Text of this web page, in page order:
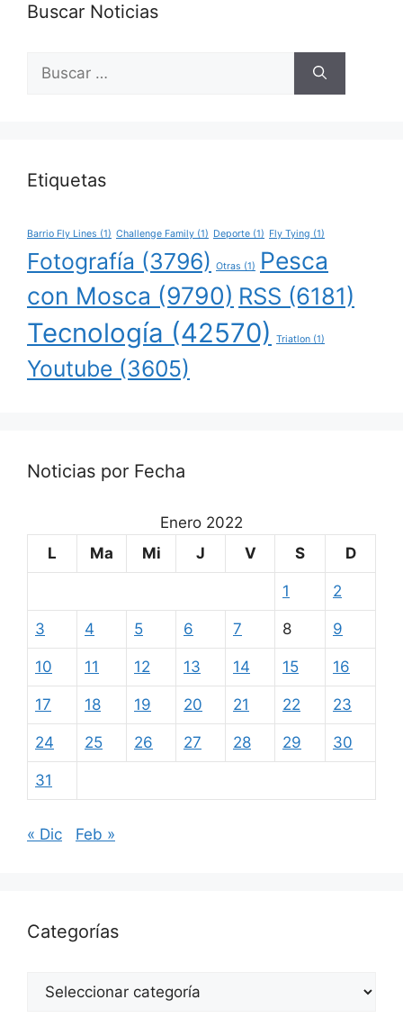
Buscar Noticias
Buscar:
Etiquetas
Barrio Fly Lines (1) Challenge Family (1) Deporte (1) Fly Tying (1)
Fotografía (3796) Otras (1)
Pesca
con Mosca (9790) RSS (6181)
Tecnología (42570) Triatlon (1)
Youtube (3605)
Noticias por Fecha
Enero 2022
L
Ma Mi J V S D
1 2
3 4 5 6 7 8 9
10 11 12 13 14 15 16
17 18 19 20 21 22 23
24 25 26 27 28 29 30
31
« Dic Feb »
Categorías
Categorías